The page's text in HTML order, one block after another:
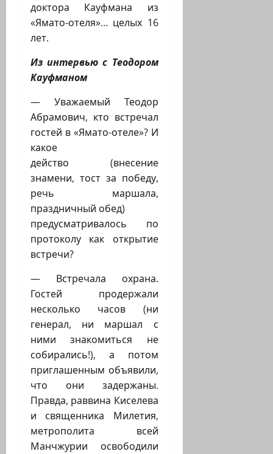
доктора Кауфмана из
«Ямато-отеля»… целых 16
лет.
Из интервью с Теодором
Кауфманом
— Уважаемый Теодор
Абрамович, кто встречал
гостей в «Ямато-отеле»? И
какое
действо (внесение
знамени, тост за победу,
речь маршала,
праздничный обед)
предусматривалось по
протоколу как открытие
встречи?
— Встречала охрана.
Гостей продержали
несколько часов (ни
генерал, ни маршал с
ними знакомиться не
собирались!), а потом
приглашенным объявили,
что они задержаны.
Правда, раввина Киселева
и священника Милетия,
метрополита всей
Манчжурии освободили